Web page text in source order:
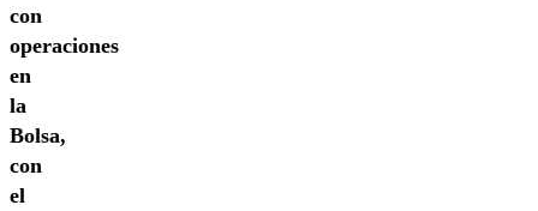
con
operaciones
en
la
Bolsa,
con
el